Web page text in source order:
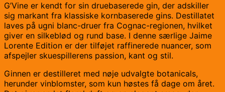
G’Vine er kendt for sin druebaserede gin, der adskiller
sig markant fra klassiske kornbaserede gins. Destillatet
laves på ugni blanc-druer fra Cognac-regionen, hvilket
giver en silkeblød og rund base. I denne særlige Jaime
Lorente Edition er der tilføjet raffinerede nuancer, som
afspejler skuespillerens passion, kant og stil.
Ginnen er destilleret med nøje udvalgte botanicals,
herunder vinblomster, som kun høstes få dage om året.